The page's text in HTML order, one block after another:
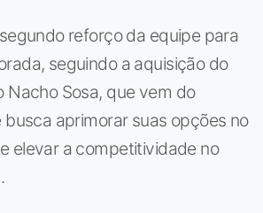
reforço da equipe para
seguindo a aquisição do
Nacho Sosa, que vem do
busca aprimorar suas opções no
elevar a competitividade no